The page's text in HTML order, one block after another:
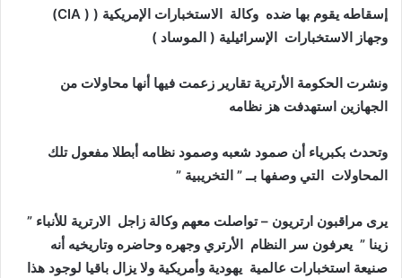
ي
ا
إسقاطه يقوم بها ضده وكالة الاستخبارات الإمريكية ( ( CIA)
وجهاز الاستخبارات الإسرائيلية ( الموساد )
ونشرت الحكومة الأرترية تقارير زعمت فيها أنها محاولات من
الجهازين استهدفت هز نظامه
وتحدث بكبرياء أن صمود شعبه وصمود نظامه أبطلا مفعول تلك
المحاولات التي وصفها بــ ” التخريبية ”
يرى مراقبون ارتريون – تواصلت معهم وكالة زاجل الارترية للأنباء ”
زينا ” يعرفون سر النظام الأرتري وجهره وحاضره وتاريخيه أنه
صنيعة استخبارات عالمية يهودية وأمريكية ولا يزال باقيا لوجود هذا